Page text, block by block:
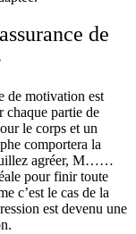
de
de motivation est
chaque partie de
le corps et un
comportera la
agréer, M……
pour finir toute
c’est le cas de la
est devenu une